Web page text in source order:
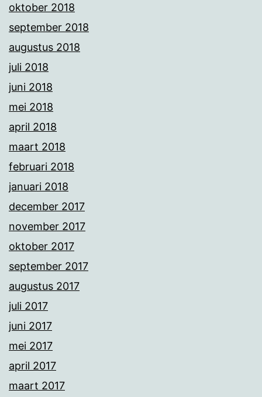
oktober 2018
september 2018
augustus 2018
juli 2018
juni 2018
mei 2018
april 2018
maart 2018
februari 2018
januari 2018
december 2017
november 2017
oktober 2017
september 2017
augustus 2017
juli 2017
juni 2017
mei 2017
april 2017
maart 2017